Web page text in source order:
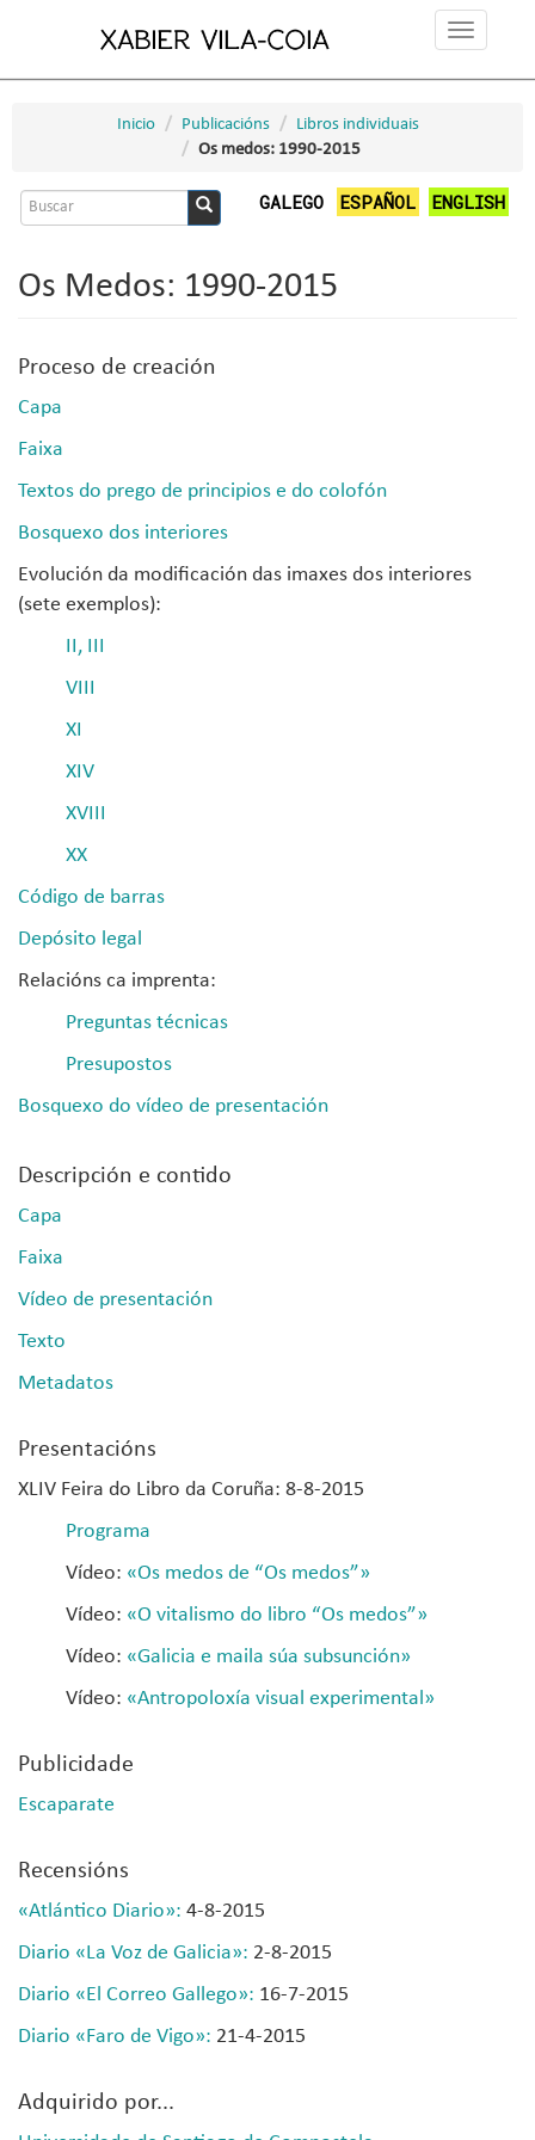
Toggle
Inicio Publicacións
Libros individuais
Os medos: 1990-2015
Formulario
busca
GALEGO ESPAÑOL ENGLISH
Os Medos: 1990-2015
Proceso de creación
Capa
Faixa
Textos do prego de principios e do colofón
Bosquexo dos interiores
Evolución da modificación das imaxes dos interiores
(sete exemplos):
II, III
VIII
XI
XIV
XVIII
XX
Código de barras
Depósito legal
Relacións ca imprenta:
Preguntas técnicas
Presupostos
Bosquexo do vídeo de presentación
Descripción e contido
Capa
Faixa
Vídeo de presentación
Texto
Metadatos
Presentacións
XLIV Feira do Libro da Coruña: 8-8-2015
Programa
Vídeo: «Os medos de “Os medos”»
Vídeo: «O vitalismo do libro “Os medos”»
Vídeo: «Galicia e maila súa subsunción»
Vídeo: «Antropoloxía visual experimental»
Publicidade
Escaparate
Recensións
«Atlántico Diario»: 4-8-2015
Diario «La Voz de Galicia»: 2-8-2015
Diario «El Correo Gallego»: 16-7-2015
Diario «Faro de Vigo»: 21-4-2015
Adquirido por...